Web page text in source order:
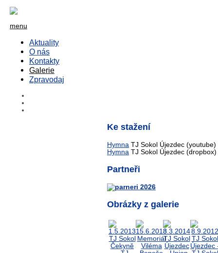
menu
Aktuality
O nás
Kontakty
Galerie
Zpravodaj
Ke stažení
Hymna TJ Sokol Újezdec (youtube)
Hymna TJ Sokol Újezdec (dropbox)
Partneři
Obrázky z galerie